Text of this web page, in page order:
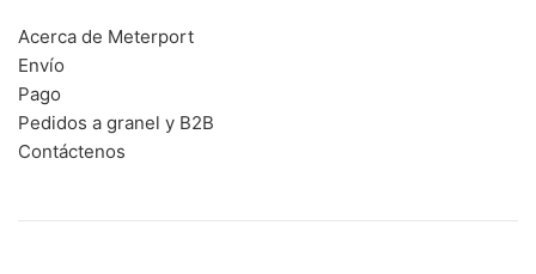
Acerca de Meterport
Envío
Pago
Pedidos a granel y B2B
Contáctenos